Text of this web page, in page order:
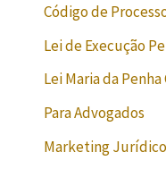
Código de
Lei de Execução
Lei Maria da
Para Advogados
Marketing Jurídico